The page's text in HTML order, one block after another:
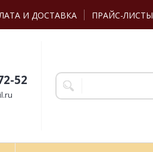
И ДОСТАВКА ПРАЙС-ЛИСТЫ
52